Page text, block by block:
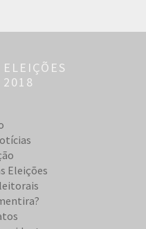
ELEIÇÕES
2018
Eleições